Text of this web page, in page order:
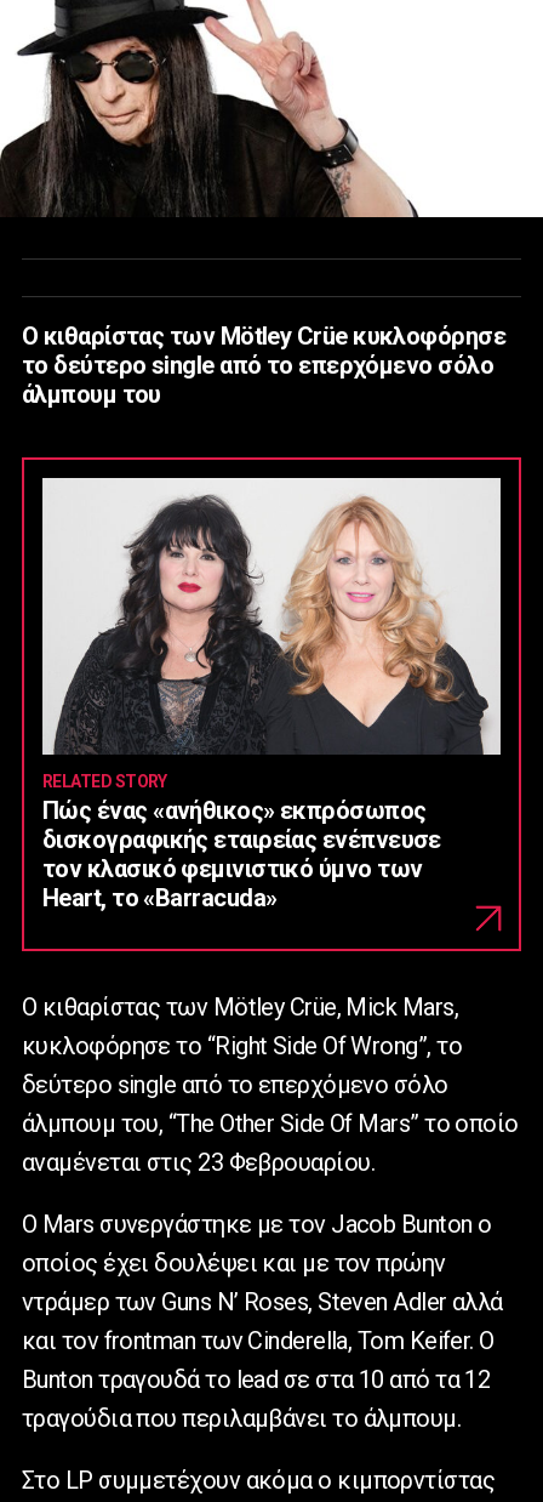
Ο κιθαρίστας των Mötley Crüe κυκλοφόρησε
το δεύτερο single από το επερχόμενο σόλο
άλμπουμ του
RELATED STORY
Πώς ένας «ανήθικος» εκπρόσωπος
δισκογραφικής εταιρείας ενέπνευσε
τον κλασικό φεμινιστικό ύμνο των
Heart, το «Barracuda»
Ο κιθαρίστας των Mötley Crüe, Mick Mars,
κυκλοφόρησε το “Right Side Of Wrong”, το
δεύτερο single από το επερχόμενο σόλο
άλμπουμ του, “The Other Side Of Mars” το οποίο
αναμένεται στις 23 Φεβρουαρίου.
Ο Mars συνεργάστηκε με τον Jacob Bunton o
οποίος έχει δουλέψει και με τον πρώην
ντράμερ των Guns N’ Roses, Steven Adler αλλά
και τον frontman των Cinderella, Tom Keifer. Ο
Bunton τραγουδά το lead σε στα 10 από τα 12
τραγούδια που περιλαμβάνει το άλμπουμ.
Στο LP συμμετέχουν ακόμα ο κιμπορντίστας